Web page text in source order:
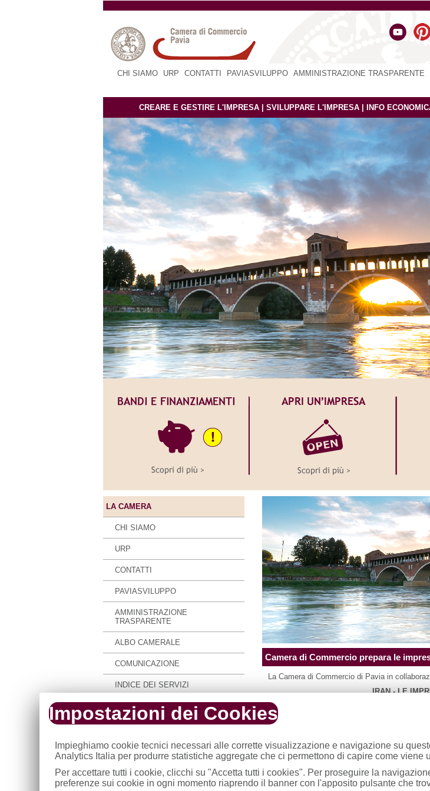
CHI SIAMO URP CONTATTI PAVIASVILUPPO AMMINISTRAZIONE TRASPARENTE
CREARE E GESTIRE L'IMPRESA SVILUPPARE L'IMPRESA INFO
Sito in fase
LA CAMERA
CHI SIAMO
URP
CONTATTI
PAVIASVILUPPO
AMMINISTRAZIONE
TRASPARENTE
ALBO CAMERALE
COMUNICAZIONE
INDICE DEI SERVIZI
MAPPA
Camera di Commercio prepara le
La Camera di Commercio di Pavia in
IRAN - LE
Il seminario ha l’obiettivo di fornire alle
doganale, sull’Iran del dopo embargo. Nel
ed esportare consapevolmente nel paese.
Programma(PDF 73 kb)
Scheda di adesione(PDF 78 kb)
Impostazioni dei Cookies
Impieghiamo cookie tecnici necessari alle corrette visualizzazione e navigazione su
Analytics Italia per produrre statistiche aggregate che ci permettono di capire come viene
Per accettare tutti i cookie, clicchi su "Accetta tutti i cookies". Per proseguire la
preferenze sui cookie in ogni momento riaprendo il banner con l'apposito pulsante che